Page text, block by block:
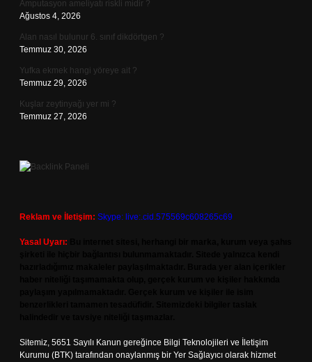
Amputasyon ameliyatı riskli midir ?
Ağustos 4, 2026
Alan nasıl bulunur 6. sınıf dikdörtgen ?
Temmuz 30, 2026
Yufka ekmek hangi yöreye ait ?
Temmuz 29, 2026
Kuşlar zeytinyağı yer mi ?
Temmuz 27, 2026
Reklam ve İletişim: Skype: live:.cid.575569c608265c69
Yasal Uyarı:
Sitemiz, 5651 Sayılı Kanun gereğince Bilgi Teknolojileri ve İletişim
Kurumu (BTK) tarafından onaylanmış bir Yer Sağlayıcı olarak hizmet